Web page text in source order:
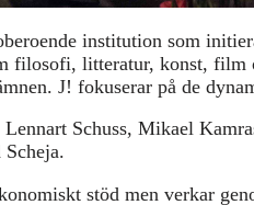
institution som
filosofi, litteratur, konst, film
J! fokuserar på de
Schuss, Mikael
stöd men verkar